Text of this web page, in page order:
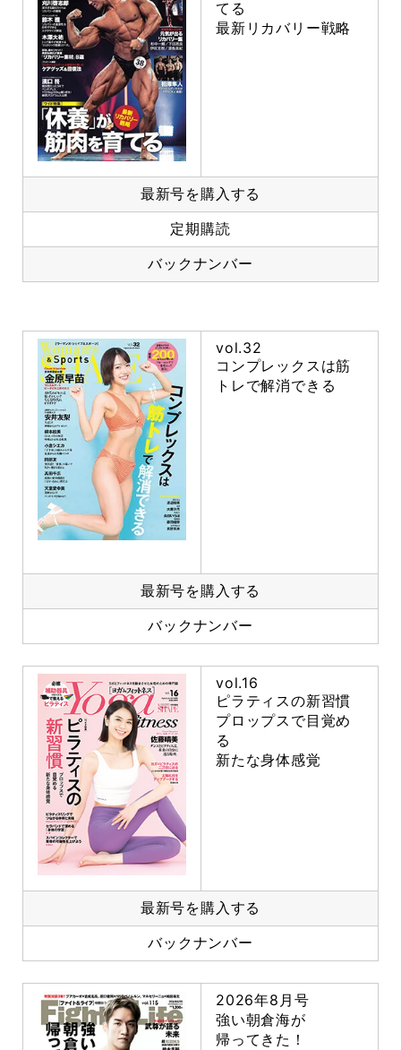
てる
最新リカバリー戦略
最新号を購入する
定期購読
バックナンバー
vol.32
コンプレックスは筋
トレで解消できる
最新号を購入する
バックナンバー
vol.16
ピラティスの新習慣
プロップスで目覚め
る
新たな身体感覚
最新号を購入する
バックナンバー
2026年8月号
強い朝倉海が
帰ってきた！